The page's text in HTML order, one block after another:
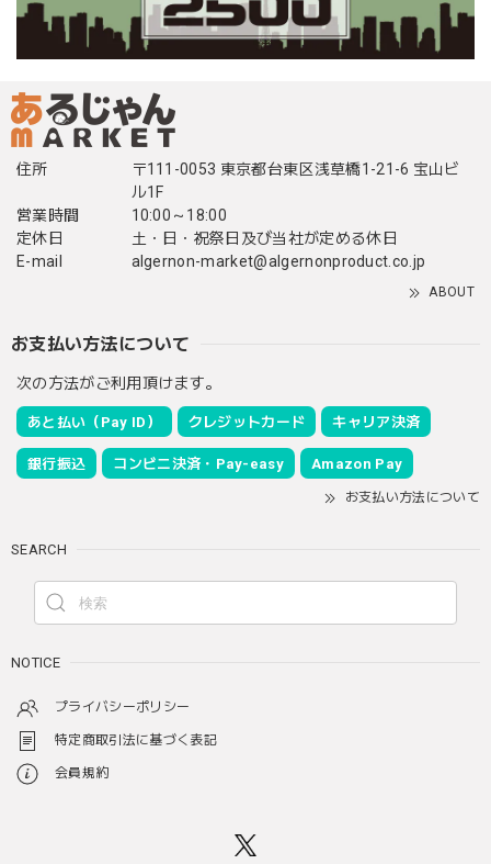
住所
〒111-0053 東京都台東区浅草橋1-21-6 宝山ビ
ル1F
営業時間
10:00～18:00
定休日
土・日・祝祭日及び当社が定める休日
E-mail
algernon-market@algernonproduct.co.jp
ABOUT
お支払い方法について
次の方法がご利用頂けます。
あと払い（Pay ID） クレジットカード キャリア決済
銀行振込 コンビニ決済・Pay-easy Amazon Pay
お支払い方法について
SEARCH
NOTICE
プライバシーポリシー
特定商取引法に基づく表記
会員規約